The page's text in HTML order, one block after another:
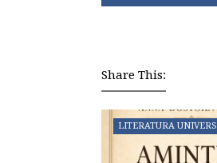
Share This:
LITERATURA